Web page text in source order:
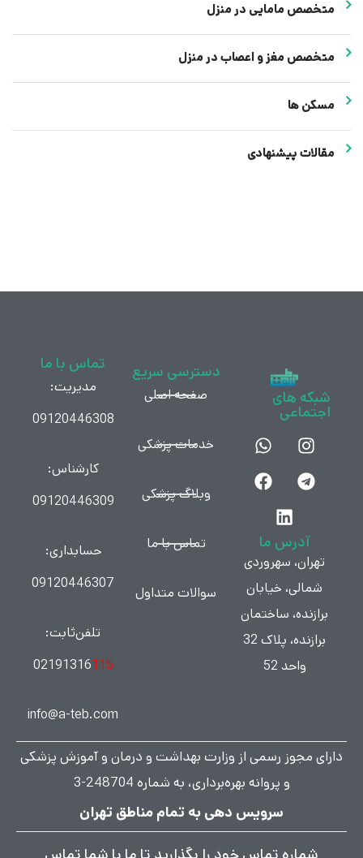
متخصص مامایی در منزل
متخصص مغز و اعصاب در منزل
مسکن ها
مقالات پیشنهادی
تماس با ما
مدیریت:
09120446308
کارشناس:
09120446309
حسابداری:
09120446307
تلفن‌ثابت:
02191316115
info@a-teb.com
دسترسی سریع
صفحه اصلی
خدمات پزشکی
وبلاگ پزشکی
تماس با ما
سوالات متداول
شبکه های
اجتماعی
آدرس ما
تهران، سهروردی
شمالی، خیابان
برازنده، ساختمان
برازنده، پلاک 32
واحد 52
دارای مجوز رسمی از وزارت بهداشت و درمان و آموزش پزشکی
و پروانه بهره‌برداری، به شماره 248704-3
سرویس دهی به تمام مناطق تهران